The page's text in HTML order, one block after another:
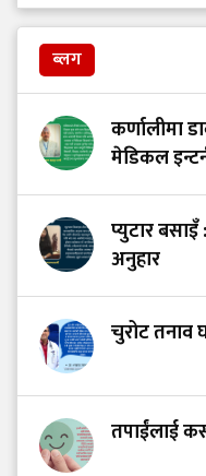
ब्लग
कर्णालीमा
मेडिकल
प्युटार
अनुहार
चुरोट तनाव
तपाईंलाई